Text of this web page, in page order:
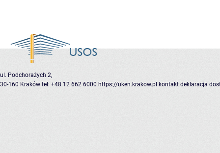
ul. Podchorażych 2,
30-160 Kraków tel: +48 12 662 6000 https://uken.krakow.pl kontakt deklaracja